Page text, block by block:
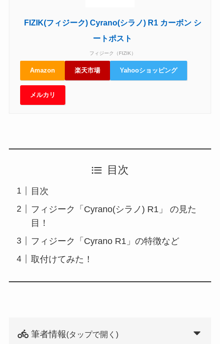
FIZIK(フィジーク) Cyrano(シラノ) R1 カーボン シ
ートポスト
フィジーク（FIZIK）
Amazon 楽天市場 Yahooショッピング
メルカリ
目次
目次
フィジーク「Cyrano(シラノ) R1」 の見た
目！
フィジーク「Cyrano R1」の特徴など
取付けてみた！
筆者情報(タップで開く)